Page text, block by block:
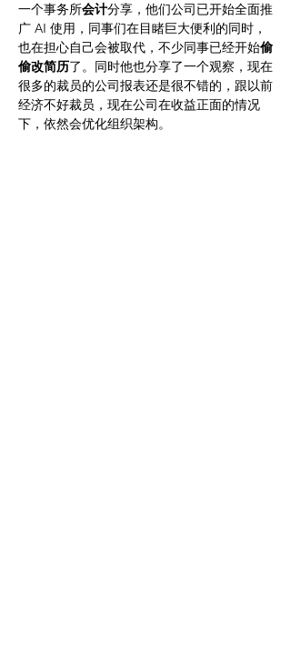
一个事务所会计分享，他们公司已开始全面推
广 AI 使用，同事们在目睹巨大便利的同时，
也在担心自己会被取代，不少同事已经开始偷
偷改简历了。同时他也分享了一个观察，现在
很多的裁员的公司报表还是很不错的，跟以前
经济不好裁员，现在公司在收益正面的情况
下，依然会优化组织架构。